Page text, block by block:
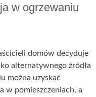
w ogrzewaniu
domów decyduje
alternatywnego źródła
można uzyskać
w pomieszczeniach, a